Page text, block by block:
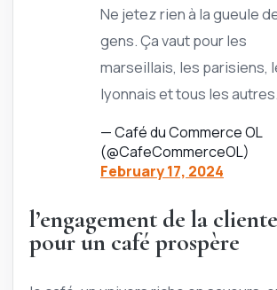
Ne jetez rien à la gueule
gens. Ça vaut pour les
marseillais, les parisiens,
lyonnais et tous les autres.
— Café du Commerce OL
(@CafeCommerceOL)
February 17, 2024
l’engagement de la
pour un café prospère